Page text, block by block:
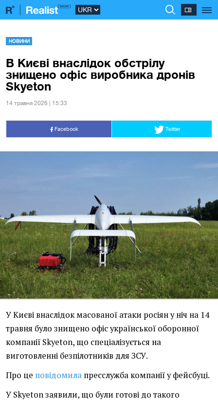
НОВИНИ
В Києві внаслідок обстрілу
знищено офіс виробника дронів
Skyeton
14 травня 2026 | 15:33
Facebook Twitter
У Києві внаслідок масованої атаки росіян у ніч на 14
травня було знищено офіс української оборонної
компанії Skyeton, що спеціалізується на
виготовленні безпілотників для ЗСУ.
Про це повідомила пресслужба компанії у фейсбуці.
У Skyeton заявили, що були готові до такого